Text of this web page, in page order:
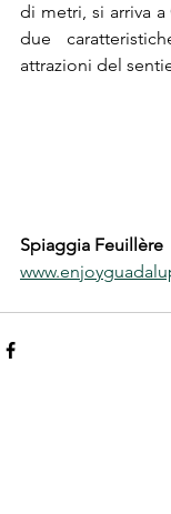
di metri, si arriva a
due
attrazioni del
Spiaggia Feuillère